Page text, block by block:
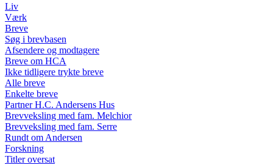
Liv
Værk
Breve
Søg i brevbasen
Afsendere og modtagere
Breve om HCA
Ikke tidligere trykte breve
Alle breve
Enkelte breve
Partner H.C. Andersens Hus
Brevveksling med fam. Melchior
Brevveksling med fam. Serre
Rundt om Andersen
Forskning
Titler oversat